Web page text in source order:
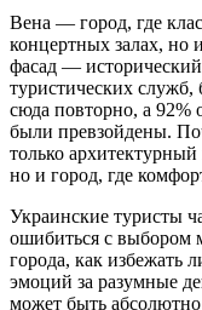
Вена — город, где
концертных залах, но
фасад —
туристических служб,
сюда повторно, а 92%
были превзойдены.
только
но и город, где
Украинские туристы
ошибиться с выбором
города, как избежать
эмоций за разумные
может быть